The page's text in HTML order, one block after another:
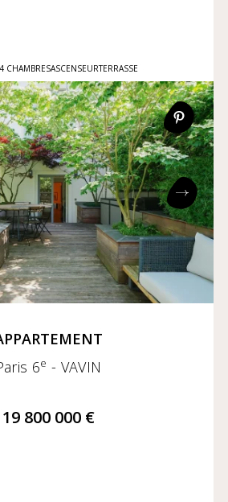
4 CHAMBRESASCENSEURTERRASSE
6e - VAVIN
19 800 000 €